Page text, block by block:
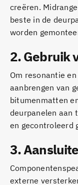
creëren.
beste in de
worden
2.Gebruik
Om resonantie
aanbrengen van
bitumenmatten
deurpanelen aan
en gecontroleerd
3.
externe